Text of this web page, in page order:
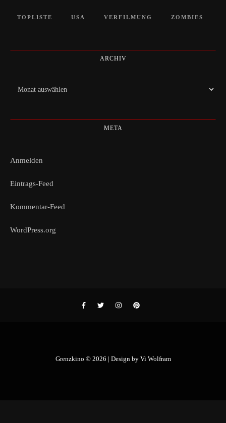
TOPLISTE USA VERFILMUNG ZOMBIES
ARCHIV
Archiv
META
Anmelden
Eintrags-Feed
Kommentar-Feed
WordPress.org
Grenzkino © 2026 | Design by Vi Wolfram